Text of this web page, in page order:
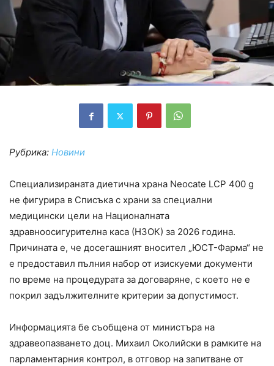
Рубрика: Новини
Специализираната диетична храна Neocate LCP 400 g
не фигурира в Списъка с храни за специални
медицински цели на Националната
здравноосигурителна каса (НЗОК) за 2026 година.
Причината е, че досегашният вносител „ЮСТ-Фарма“ не
е предоставил пълния набор от изискуеми документи
по време на процедурата за договаряне, с което не е
покрил задължителните критерии за допустимост.
Информацията бе съобщена от министъра на
здравеопазването доц. Михаил Околийски в рамките на
парламентарния контрол, в отговор на запитване от